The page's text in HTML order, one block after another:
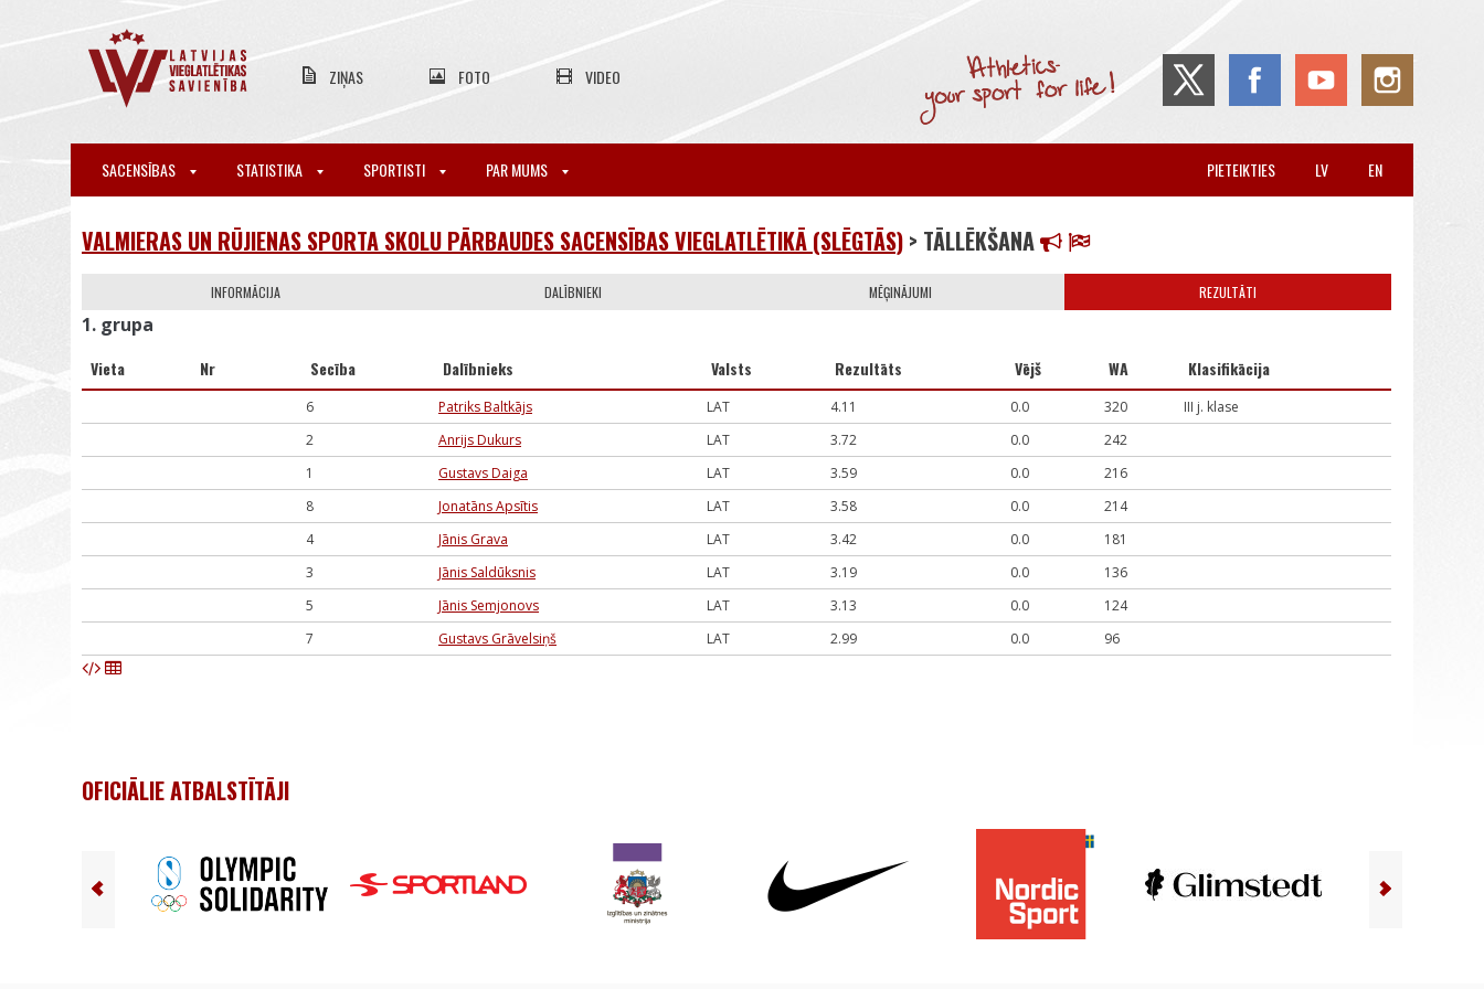
ZIŅAS FOTO VIDEO
SACENSĪBAS STATISTIKA SPORTISTI PAR MUMS EN
LV
PIETEIKTIES
VALMIERAS UN RŪJIENAS SPORTA SKOLU PĀRBAUDES SACENSĪBAS VIEGLATLĒTIKĀ (SLĒGTĀS) > TĀLLĒKŠANA
INFORMĀCIJA DALĪBNIEKI MĒĢINĀJUMI REZULTĀTI
1. grupa
Vieta Nr Secība Dalībnieks Valsts Rezultāts Vējš WA Klasifikācija
6 Patriks Baltkājs LAT 4.11 0.0 320
III j. klase
2
Anrijs Dukurs LAT 3.72 0.0
242
1
Gustavs Daiga LAT 3.59 0.0
216
8
Jonatāns Apsītis LAT 3.58 0.0
214
4
Jānis Grava LAT 3.42 0.0
181
3
Jānis Saldūksnis LAT 3.19 0.0
136
5
Jānis Semjonovs LAT 3.13 0.0
124
7
Gustavs Grāvelsiņš LAT 2.99 0.0 96
OFICIĀLIE ATBALSTĪTĀJI